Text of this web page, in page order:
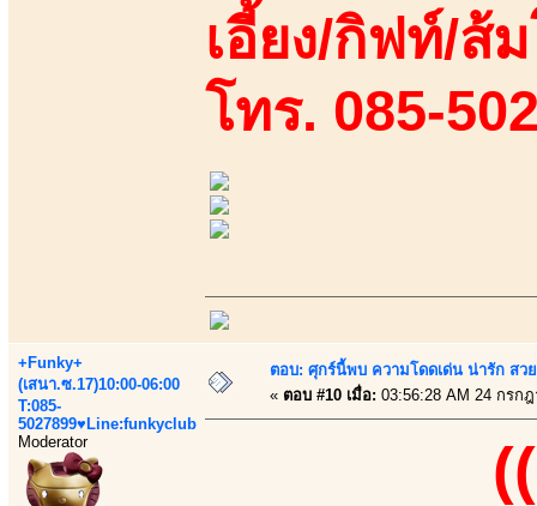
เอี้ยง/กิฟท์/ส้
โทร. 085-
+Funky+
(เสนา.ซ.17)10:00-06:00
T:085-
5027899♥Line:funkyclub
Moderator
ตอบ: ศุกร์นี้พบ ความโดดเด่น น่ารัก สว
« ตอบ #10 เมื่อ: 03:56:28 AM 24 กรก